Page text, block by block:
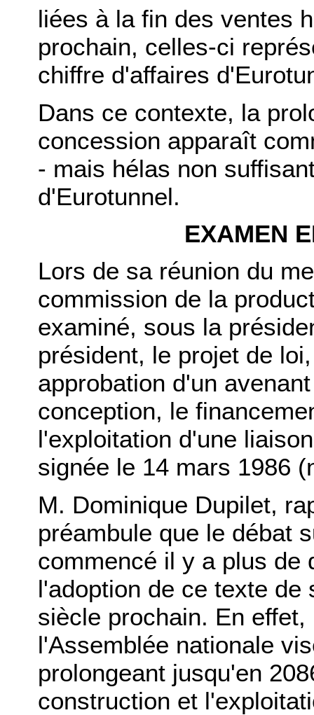
liées à la fin des ventes
prochain, celles-ci
chiffre d'affaires
Dans ce contexte, la
concession apparaît
- mais hélas non
d'Eurotunnel.
EXAMEN
Lors de sa réunion du
commission de la
examiné, sous la
président, le projet de
approbation d'un
conception, le
l'exploitation d'une
signée le 14 mars 1986
M. Dominique Dupilet,
préambule que le débat
commencé il y a plus de
l'adoption de ce texte
siècle prochain. En
l'Assemblée nationale
prolongeant jusqu'en
construction et